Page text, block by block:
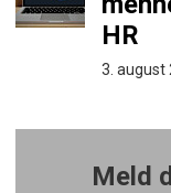
HR
3. august
Meld